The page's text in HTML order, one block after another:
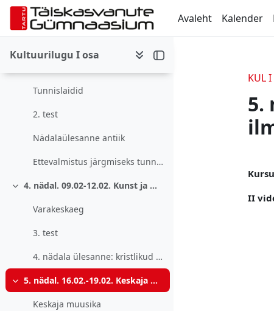
Jäta vahele peasisuni
Avaleht
Kalender
Kultuurilugu I osa
Ahenda
Tunnislaidid
2. test
Nädalaülesanne antiik
Ettevalmistus järgmiseks tunniks.
Ahenda 4. nädal. 09.02-12.02. Kunst ja muusika varakristlikul perioodil. Bütsants.
Varakeskaeg
3. test
4. nädala ülesanne: kristlikud sümbolid kunstis.
Ahenda 5. nädal. 16.02.-19.02. Keskaja muusika. Kiriklik ja ilmalik laul.
Keskaja muusika
KUL I
5.
II